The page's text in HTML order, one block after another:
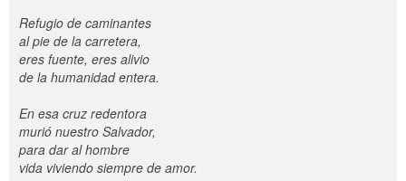
Refugio de caminantes
al pie de la carretera,
eres fuente, eres alivio
de la humanidad entera.
En esa cruz redentora
murió nuestro Salvador,
para dar al hombre
vida viviendo siempre de amor.